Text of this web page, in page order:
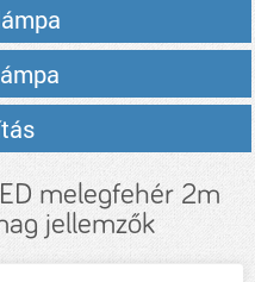
melegfehér 2m
jellemzők